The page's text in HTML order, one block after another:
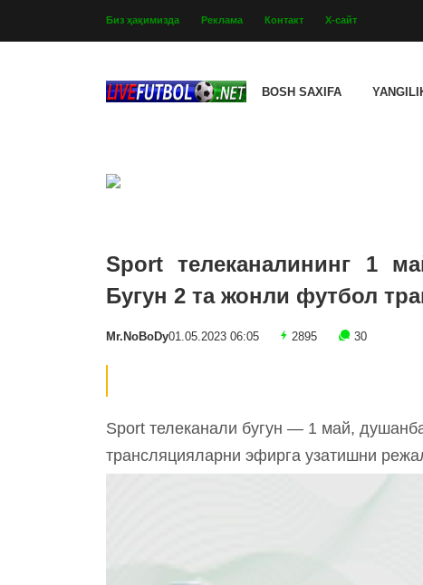
Биз ҳақимизда Реклама Контакт Х-сайт
BOSH SAXIFA
Sport телеканалининг 1
Бугун 2 та жонли футбол
Mr.NoBoDy01.05.2023 06:05 2895 30
Sport телеканали бугун — 1 май,
трансляцияларни эфирга узатишни